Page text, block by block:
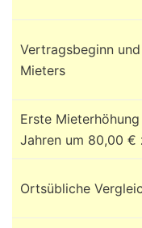
Vertragsbeginn
Mieters
Erste
Jahren um 80,00 €
Ortsübliche